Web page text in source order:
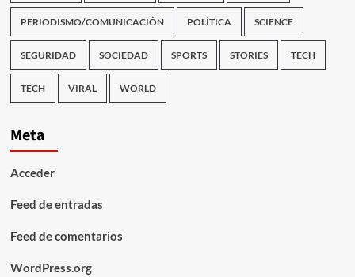
PERIODISMO/COMUNICACIÓN POLÍTICA SCIENCE
SEGURIDAD SOCIEDAD SPORTS STORIES TECH
TECH VIRAL WORLD
Meta
Acceder
Feed de entradas
Feed de comentarios
WordPress.org